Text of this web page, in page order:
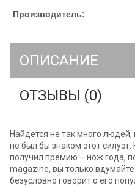
Производитель:
ОПИСАНИЕ
ОТЗЫВЫ (0)
Найдётся не так много
не был бы знаком этот
получил премию – нож года,
magazine, вы только
безусловно говорит о его